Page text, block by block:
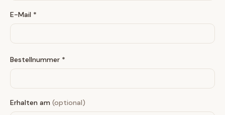
E-Mail *
Bestellnummer *
Erhalten am (optional)